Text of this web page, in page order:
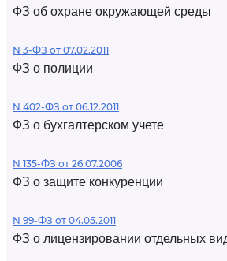
ФЗ об охране окружающей среды
N 3-ФЗ от 07.02.2011
ФЗ о полиции
N 402-ФЗ от 06.12.2011
ФЗ о бухгалтерском учете
N 135-ФЗ от 26.07.2006
ФЗ о защите конкуренции
N 99-ФЗ от 04.05.2011
ФЗ о лицензировании отдельных